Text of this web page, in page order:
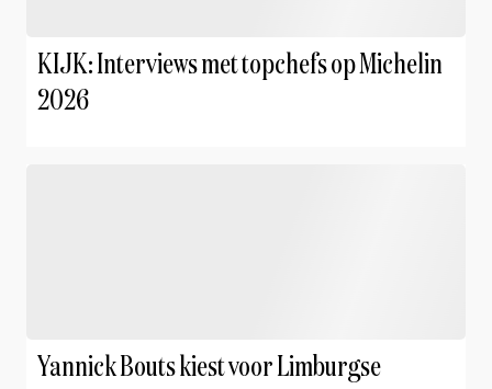
KIJK: Interviews met topchefs op Michelin
2026
Yannick Bouts kiest voor Limburgse